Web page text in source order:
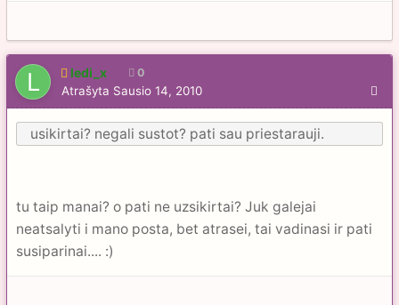
ledi_x 0
Atrašyta Sausio 14, 2010
usikirtai? negali sustot? pati sau priestarauji.
tu taip manai? o pati ne uzsikirtai? Juk galejai
neatsalyti i mano posta, bet atrasei, tai vadinasi ir pati
susiparinai.... :)